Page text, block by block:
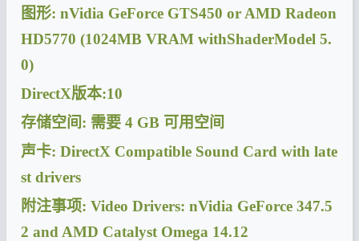
图形: nVidia GeForce GTS450 or AMD Radeon
HD5770 (1024MB VRAM withShaderModel 5.
0)
DirectX版本:10
存储空间: 需要 4 GB 可用空间
声卡: DirectX Compatible Sound Card with late
st drivers
附注事项: Video Drivers: nVidia GeForce 347.5
2 and AMD Catalyst Omega 14.12